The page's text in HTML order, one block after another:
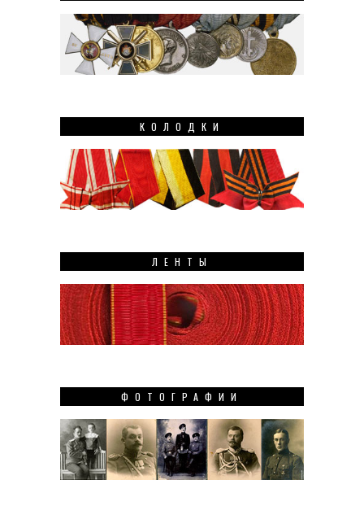
КОЛОДКИ
ЛЕНТЫ
ФОТОГРАФИИ